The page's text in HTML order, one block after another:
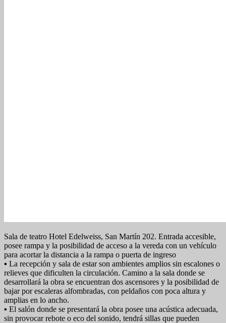
Sala de teatro Hotel Edelweiss, San Martín 202. Entrada accesible,
posee rampa y la posibilidad de acceso a la vereda con un vehículo
para acortar la distancia a la rampa o puerta de ingreso
▪ La recepción y sala de estar son ambientes amplios sin escalones o
relieves que dificulten la circulación. Camino a la sala donde se
desarrollará la obra se encuentran dos ascensores y la posibilidad de
bajar por escaleras alfombradas, con peldaños con poca altura y
amplias en lo ancho.
▪ El salón donde se presentará la obra posee una acústica adecuada,
sin provocar rebote o eco del sonido, tendrá sillas que pueden